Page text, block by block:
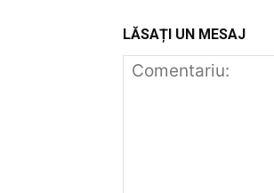
LĂSAȚI UN MESAJ